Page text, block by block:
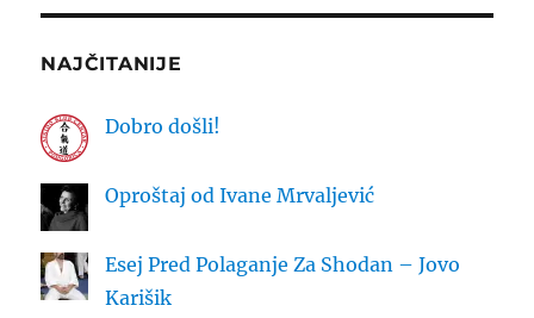
NAJČITANIJE
Dobro došli!
Oproštaj od Ivane Mrvaljević
Esej Pred Polaganje Za Shodan – Jovo
Karišik